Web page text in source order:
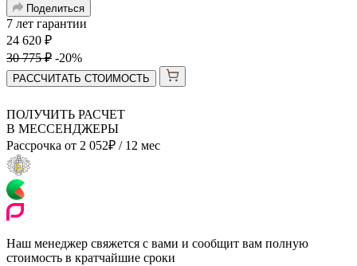
Поделиться
7 лет гарантии
24 620 ₽
30 775₽ -20%
РАССЧИТАТЬ СТОИМОСТЬ
ПОЛУЧИТЬ РАСЧЕТ
В МЕССЕНДЖЕРЫ
Рассрочка от 2 052₽ / 12 мес
Наш менеджер свяжется с вами и сообщит вам полную
стоимость в кратчайшие сроки